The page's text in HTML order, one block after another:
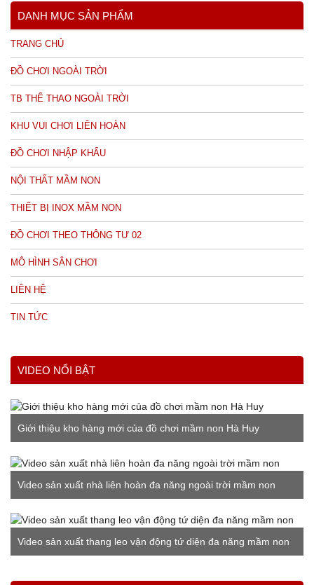
DANH MỤC SẢN PHẨM
TRANG CHỦ
ĐỒ CHƠI NGOÀI TRỜI
TB THỂ THAO NGOÀI TRỜI
KHU VUI CHƠI LIÊN HOÀN
ĐỒ CHƠI NHẬP KHẨU
NỘI THẤT MẦM NON
THIẾT BỊ INOX MẦM NON
ĐỒ CHƠI THEO THÔNG TƯ 02
MÔ HÌNH SÂN CHƠI
LIÊN HỆ
TIN TỨC
VIDEO NỔI BẬT
Giới thiệu kho hàng mới của đồ chơi mầm non Hà Huy
Video sản xuất nhà liên hoàn đa năng ngoài trời mầm non
Video sản xuất thang leo vận động tứ diện đa năng mầm non